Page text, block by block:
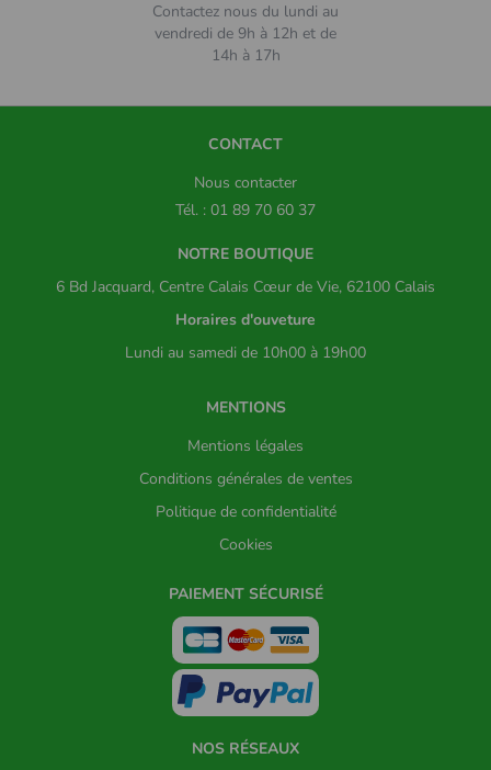
Contactez nous du lundi au
vendredi de 9h à 12h et de
14h à 17h
CONTACT
Nous contacter
Tél. : 01 89 70 60 37
NOTRE BOUTIQUE
6 Bd Jacquard, Centre Calais Cœur de Vie, 62100 Calais
Horaires d'ouveture
Lundi au samedi de 10h00 à 19h00
MENTIONS
Mentions légales
Conditions générales de ventes
Politique de confidentialité
Cookies
PAIEMENT SÉCURISÉ
NOS RÉSEAUX